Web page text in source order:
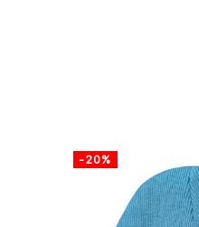
-20%